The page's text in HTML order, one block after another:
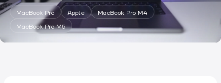
MacBook Pro Apple
MacBook Pro M4
MacBook Pro M5